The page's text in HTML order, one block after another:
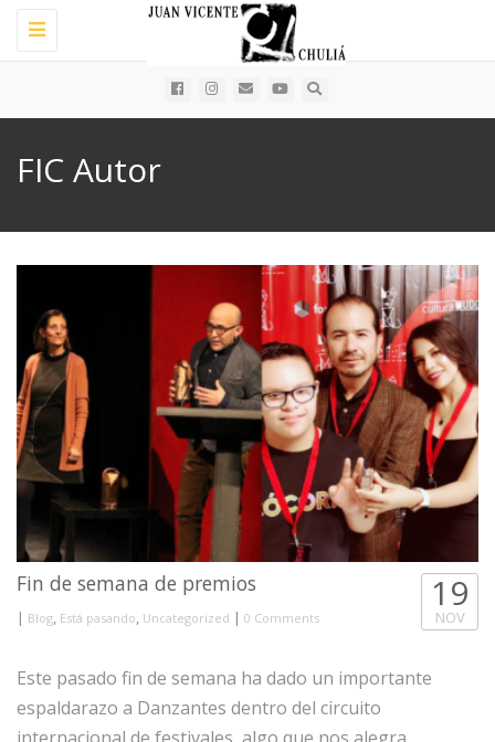
Toggle
navigation
FIC Autor
Fin de semana de premios
| Blog, Está pasando, Uncategorized | 0 Comments
19
NOV
Este pasado fin de semana ha dado un importante
espaldarazo a Danzantes dentro del circuito